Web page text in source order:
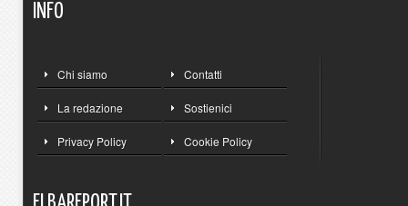
INFO
Chi siamo Contatti
La redazione Sostienici
Privacy Policy Cookie Policy